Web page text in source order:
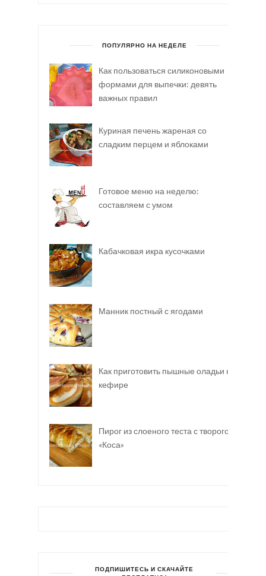
ПОПУЛЯРНО НА НЕДЕЛЕ
Как пользоваться силиконовыми
формами для выпечки: девять
важных правил
Куриная печень жареная со
сладким перцем и яблоками
Готовое меню на неделю:
составляем с умом
Кабачковая икра кусочками
Манник постный с ягодами
Как приготовить пышные оладьи на
кефире
Пирог из слоеного теста с творогом
«Коса»
ПОДПИШИТЕСЬ И СКАЧАЙТЕ